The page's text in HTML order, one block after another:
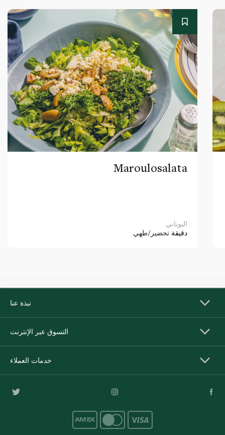
Maroulosalata
اليوناني
دقيقة تحضير/طهي
نبذة عنا
التسوق عبر الإنترنت
خدمات العملاء